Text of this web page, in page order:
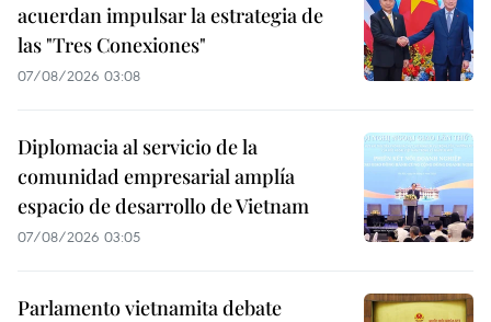
acuerdan impulsar la estrategia de
las "Tres Conexiones"
07/08/2026 03:08
Diplomacia al servicio de la
comunidad empresarial amplía
espacio de desarrollo de Vietnam
07/08/2026 03:05
Parlamento vietnamita debate